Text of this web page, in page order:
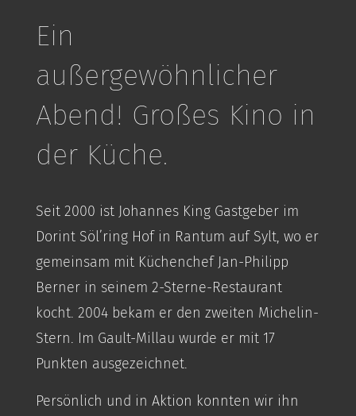
Ein
außergewöhnlicher
Abend! Großes Kino in
der Küche.
Seit 2000 ist Johannes King Gastgeber im
Dorint Söl’ring Hof in Rantum auf Sylt, wo er
gemeinsam mit Küchenchef Jan-Philipp
Berner in seinem 2-Sterne-Restaurant
kocht. 2004 bekam er den zweiten Michelin-
Stern. Im Gault-Millau wurde er mit 17
Punkten ausgezeichnet.
Persönlich und in Aktion konnten wir ihn